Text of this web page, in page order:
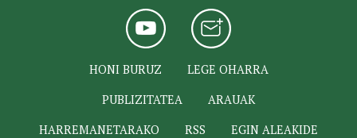
HONI BURUZ
LEGE OHARRA
PUBLIZITATEA
ARAUAK
HARREMANETARAKO
RSS EGIN ALEAKIDE